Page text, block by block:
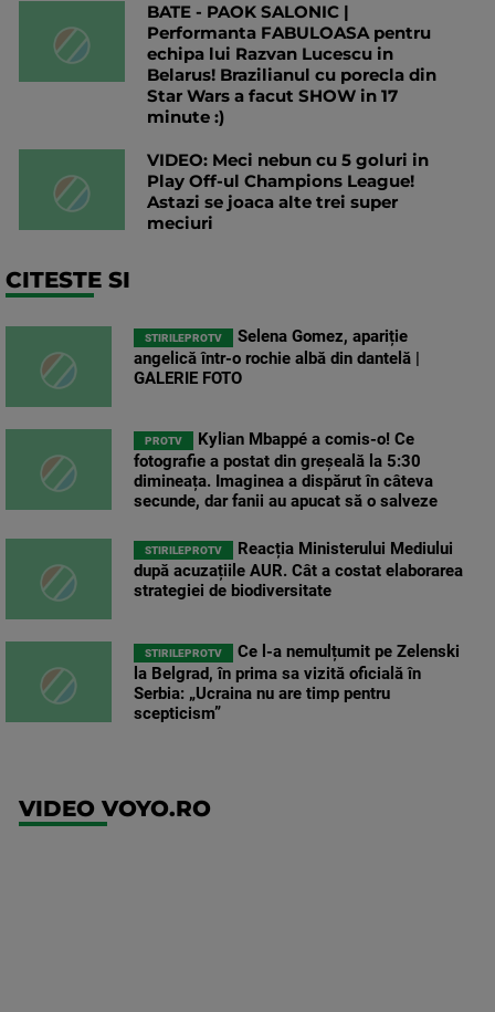
BATE - PAOK SALONIC |
Performanta FABULOASA pentru
echipa lui Razvan Lucescu in
Belarus! Brazilianul cu porecla din
Star Wars a facut SHOW in 17
minute :)
VIDEO: Meci nebun cu 5 goluri in
Play Off-ul Champions League!
Astazi se joaca alte trei super
meciuri
CITESTE SI
STIRILEPROTV
Selena Gomez, apariție
angelică într-o rochie albă din dantelă |
GALERIE FOTO
PROTV
Kylian Mbappé a comis-o! Ce
fotografie a postat din greșeală la 5:30
dimineața. Imaginea a dispărut în câteva
secunde, dar fanii au apucat să o salveze
STIRILEPROTV
Reacția Ministerului Mediului
după acuzațiile AUR. Cât a costat elaborarea
strategiei de biodiversitate
STIRILEPROTV
Ce l-a nemulțumit pe Zelenski
la Belgrad, în prima sa vizită oficială în
Serbia: „Ucraina nu are timp pentru
scepticism”
VIDEO VOYO.RO